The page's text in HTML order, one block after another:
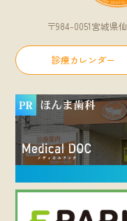
〒984-0051宮城県
診療カレンダー